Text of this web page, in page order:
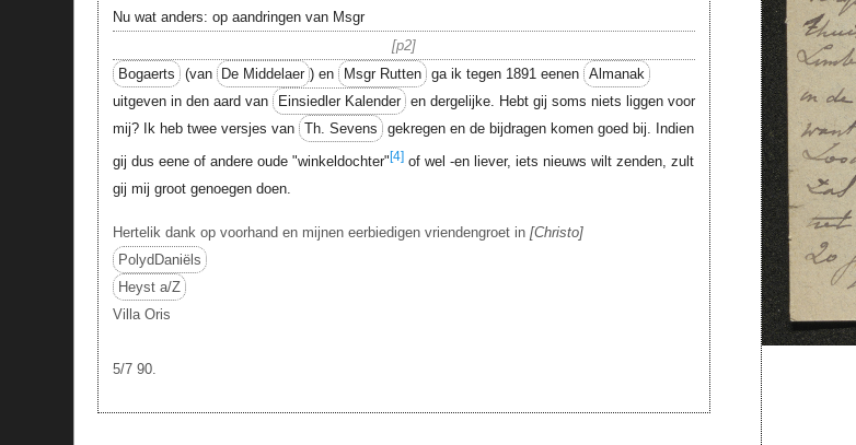
Nu wat anders: op aandringen van Msgr
p2
Bogaerts (van De Middelaer ) en Msgr Rutten ga ik tegen 1891 eenen Almanak
uitgeven in den aard van
Einsiedler Kalender en dergelijke. Hebt gij soms niets liggen voor
mij? Ik heb twee versjes van Th. Sevens gekregen en de bijdragen komen goed bij. Indien
gij dus eene of andere oude "winkeldochter"[4]of wel -en liever, iets nieuws wilt zenden, zult
gij mij groot genoegen doen.
Hertelik dank op voorhand en mijnen eerbiedigen vriendengroet in Christo
PolydDaniëls
Heyst a/Z
Villa Oris
5/7 90.